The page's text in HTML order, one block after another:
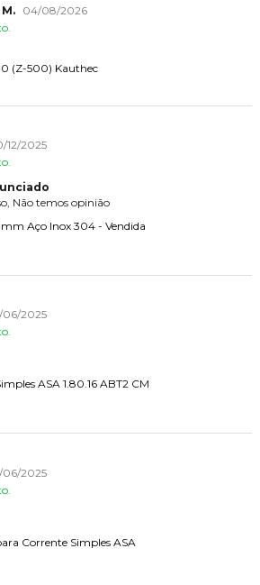
04/08/2026
(Z-500) Kauthec
12/2025
Não temos opinião
Aço Inox 304 - Vendida
06/2025
ASA 1.80.16 ABT2 CM
06/2025
Corrente Simples ASA